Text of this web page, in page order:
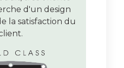
d'un design
la satisfaction du